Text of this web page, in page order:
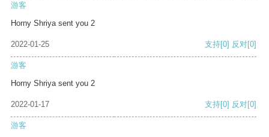
游客
Horny Shriya sent you 2
2022-01-25 支持[0] 反对[0]
游客
Horny Shriya sent you 2
2022-01-17 支持[0] 反对[0]
游客